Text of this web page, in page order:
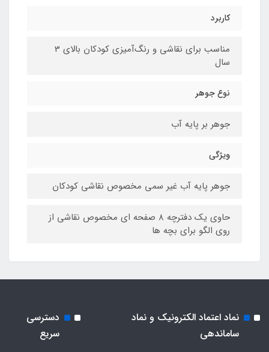
کاربرد
مناسب برای نقاشی و رنگ‌آمیزی کودکان بالای 3
سال
نوع جوهر
جوهر بر پایه آب
ویژگی
جوهر پایه آب غیر سمی مخصوص نقاشی کودکان
حاوی یک دفترچه ۸ صفحه ای مخصوص نقاشی از
روی الگو برای بچه ها
نماد اعتماد الکترونیک و نماد
ساماندهی
دسترسی
سریع